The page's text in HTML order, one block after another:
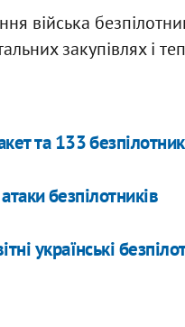
війська
закупівлях і
та 133
безпілотників
українські